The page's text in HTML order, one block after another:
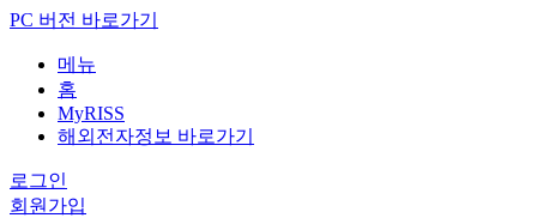
PC 버전 바로가기
메뉴
홈
MyRISS
해외전자정보 바로가기
로그인
회원가입